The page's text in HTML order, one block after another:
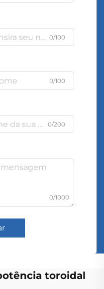
0/100
0/100
0/200
0/1000
toroidal